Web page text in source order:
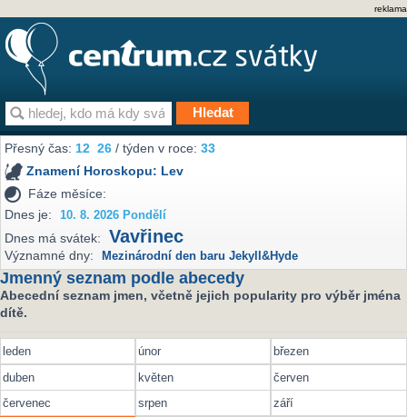
reklama
Přesný čas:12 26 / týden v roce:33
Znamení Horoskopu: Lev
Fáze měsíce:
Dnes je:
10. 8. 2026 Pondělí
Dnes má svátek: Vavřinec
Významné dny: Mezinárodní den baru Jekyll&Hyde
Jmenný seznam podle abecedy
Abecední seznam jmen, včetně jejich popularity pro výběr jména
dítě.
leden únor
březen
duben
květen
červen
červenec
srpen
září